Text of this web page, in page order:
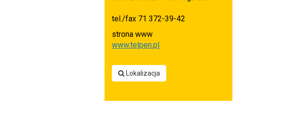
tel./fax 71 372-39-42
strona www
www.telpen.pl
Lokalizacja